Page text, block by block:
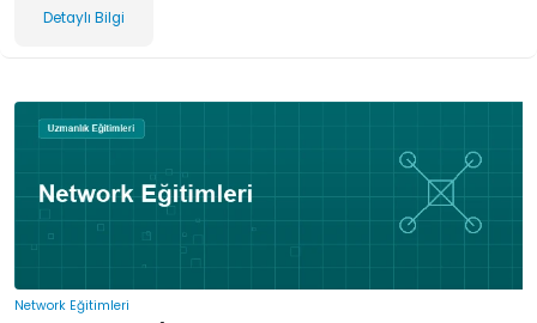
Detaylı Bilgi
Network Eğitimleri